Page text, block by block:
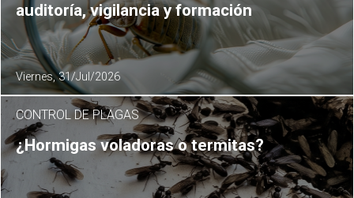
auditoría, vigilancia y formación
Viernes, 31/Jul/2026
CONTROL DE PLAGAS
¿Hormigas voladoras o termitas?